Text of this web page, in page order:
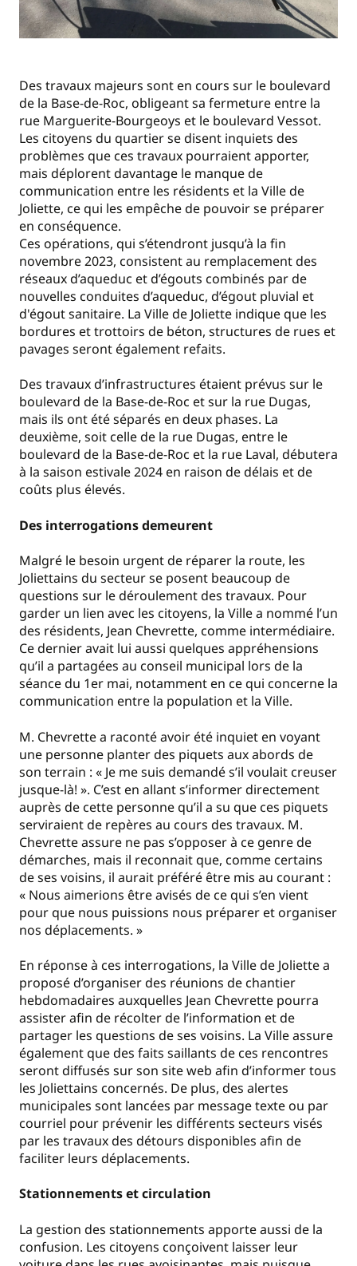
Des travaux majeurs sont en cours sur le boulevard
de la Base-de-Roc, obligeant sa fermeture entre la
rue Marguerite-Bourgeoys et le boulevard Vessot.
Les citoyens du quartier se disent inquiets des
problèmes que ces travaux pourraient apporter,
mais déplorent davantage le manque de
communication entre les résidents et la Ville de
Joliette, ce qui les empêche de pouvoir se préparer
en conséquence.
Ces opérations, qui s’étendront jusqu’à la fin
novembre 2023, consistent au remplacement des
réseaux d’aqueduc et d’égouts combinés par de
nouvelles conduites d’aqueduc, d’égout pluvial et
d'égout sanitaire. La Ville de Joliette indique que les
bordures et trottoirs de béton, structures de rues et
pavages seront également refaits.
Des travaux d’infrastructures étaient prévus sur le
boulevard de la Base-de-Roc et sur la rue Dugas,
mais ils ont été séparés en deux phases. La
deuxième, soit celle de la rue Dugas, entre le
boulevard de la Base-de-Roc et la rue Laval, débutera
à la saison estivale 2024 en raison de délais et de
coûts plus élevés.
Des interrogations demeurent
Malgré le besoin urgent de réparer la route, les
Joliettains du secteur se posent beaucoup de
questions sur le déroulement des travaux. Pour
garder un lien avec les citoyens, la Ville a nommé l’un
des résidents, Jean Chevrette, comme intermédiaire.
Ce dernier avait lui aussi quelques appréhensions
qu’il a partagées au conseil municipal lors de la
séance du 1er mai, notamment en ce qui concerne la
communication entre la population et la Ville.
M. Chevrette a raconté avoir été inquiet en voyant
une personne planter des piquets aux abords de
son terrain : « Je me suis demandé s’il voulait creuser
jusque-là! ». C’est en allant s’informer directement
auprès de cette personne qu’il a su que ces piquets
serviraient de repères au cours des travaux. M.
Chevrette assure ne pas s’opposer à ce genre de
démarches, mais il reconnait que, comme certains
de ses voisins, il aurait préféré être mis au courant :
« Nous aimerions être avisés de ce qui s’en vient
pour que nous puissions nous préparer et organiser
nos déplacements. »
En réponse à ces interrogations, la Ville de Joliette a
proposé d’organiser des réunions de chantier
hebdomadaires auxquelles Jean Chevrette pourra
assister afin de récolter de l’information et de
partager les questions de ses voisins. La Ville assure
également que des faits saillants de ces rencontres
seront diffusés sur son site web afin d’informer tous
les Joliettains concernés. De plus, des alertes
municipales sont lancées par message texte ou par
courriel pour prévenir les différents secteurs visés
par les travaux des détours disponibles afin de
faciliter leurs déplacements.
Stationnements et circulation
La gestion des stationnements apporte aussi de la
confusion. Les citoyens conçoivent laisser leur